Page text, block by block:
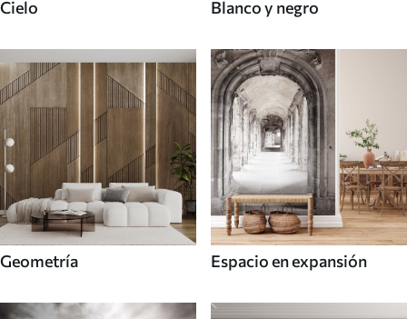
Cielo Blanco y negro
Geometría Espacio en expansión